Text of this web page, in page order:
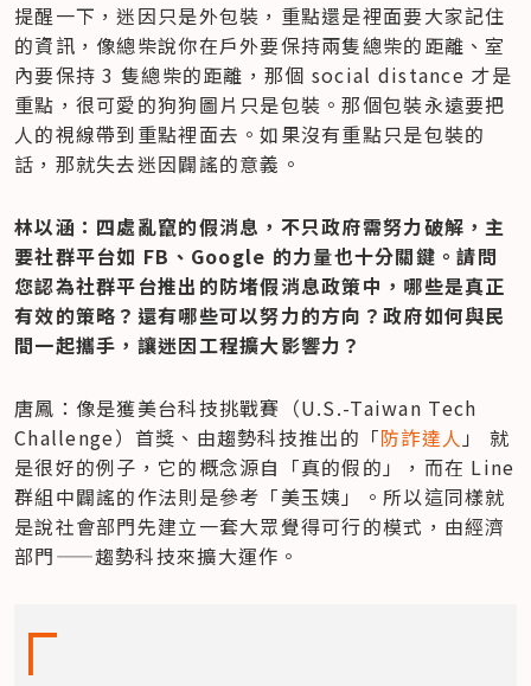
提醒一下，迷因只是外包裝，重點還是裡面要大家記住
的資訊，像總柴說你在戶外要保持兩隻總柴的距離、室
內要保持 3 隻總柴的距離，那個 social distance 才是
重點，很可愛的狗狗圖片只是包裝。那個包裝永遠要把
人的視線帶到重點裡面去。如果沒有重點只是包裝的
話，那就失去迷因闢謠的意義。
林以涵：四處亂竄的假消息，不只政府需努力破解，主
要社群平台如 FB、Google 的力量也十分關鍵。請問
您認為社群平台推出的防堵假消息政策中，哪些是真正
有效的策略？還有哪些可以努力的方向？政府如何與民
間一起攜手，讓迷因工程擴大影響力？
唐鳳：像是獲美台科技挑戰賽（U.S.-Taiwan Tech
Challenge）首獎、由趨勢科技推出的「防詐達人 」 就
是很好的例子，它的概念源自「真的假的」，而在 Line
群組中闢謠的作法則是參考「美玉姨」。所以這同樣就
是說社會部門先建立一套大眾覺得可行的模式，由經濟
部門——趨勢科技來擴大運作。